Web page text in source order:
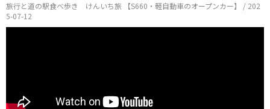
旅行と道の駅食べ歩き けんいち旅 【S660・軽自動車のオープンカー】 / 202
5-07-12